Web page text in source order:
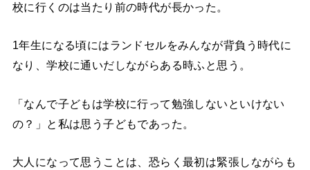
校に行くのは当たり前の時代が長かった。
1年生になる頃にはランドセルをみんなが背負う時代に
なり、学校に通いだしながらある時ふと思う。
「なんで子どもは学校に行って勉強しないといけない
の？」と私は思う子どもであった。
大人になって思うことは、恐らく最初は緊張しながらも